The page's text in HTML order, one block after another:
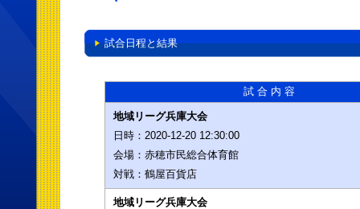
試合日程と結果
試 合 内 容
地域リーグ兵庫大会
日時： 2020-12-20 12:30:00
会場： 赤穂市民総合体育館
対戦： 鶴屋百貨店
地域リーグ兵庫大会